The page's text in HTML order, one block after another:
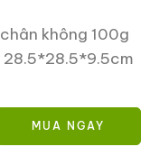
không 100g
28.5*28.5*9.5cm
MUA NGAY